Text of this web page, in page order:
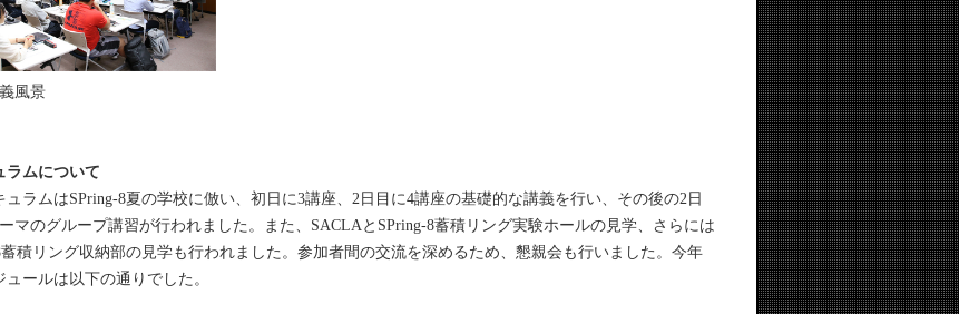
風景
ラムについて
ラムはSPring-8夏の学校に倣い、初日に3講座、2日目に4講座の基礎的な講義を行い、その後の2日
マのグループ講習が行われました。また、SACLAとSPring-8蓄積リング実験ホールの見学、さらには
蓄積リング収納部の見学も行われました。参加者間の交流を深めるため、懇親会も行いました。今年
ュールは以下の通りでした。